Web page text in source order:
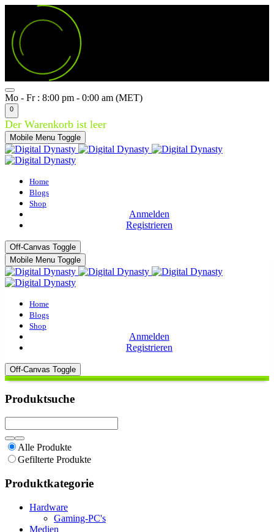
Mo - Fr : 8:00 pm - 0:00 am (MET)
0
Der Warenkorb ist leer
Mobile Menu Toggle
Home
Blogs
Shop
Anmelden
Registrieren
Off-Canvas Toggle
Mobile Menu Toggle
Home
Blogs
Shop
Anmelden
Registrieren
Off-Canvas Toggle
Produktsuche
Alle Produkte
Gefilterte Produkte
Produktkategorie
Hardware
Gaming-PC's
Medien